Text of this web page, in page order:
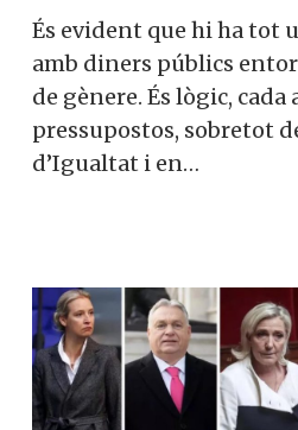
És evident que hi ha tot
amb diners públics
de gènere. És lògic, cada
pressupostos, sobretot
d’Igualtat i en…